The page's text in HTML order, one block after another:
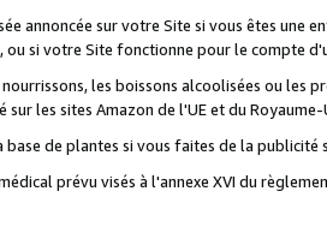
annoncée sur votre Site si vous êtes une
ou si votre Site fonctionne pour le compte
les boissons alcoolisées ou les
les sites Amazon de l'UE et du Royaume-
de plantes si vous faites de la publicité
prévu visés à l'annexe XVI du